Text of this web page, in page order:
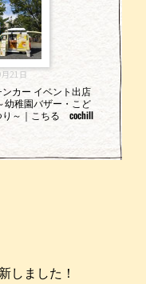
21日
ンカー イベント出店
幼稚園バザー・こど
り～｜こちる cochill
しました！